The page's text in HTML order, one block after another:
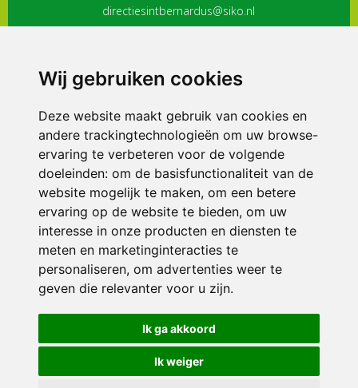
Wij gebruiken cookies
Deze website maakt gebruik van cookies en
andere trackingtechnologieën om uw browse-
ervaring te verbeteren voor de volgende
doeleinden: om de basisfunctionaliteit van de
website mogelijk te maken, om een betere
ervaring op de website te bieden, om uw
interesse in onze producten en diensten te
meten en marketinginteracties te
personaliseren, om advertenties weer te
geven die relevanter voor u zijn.
Ik ga akkoord
Ik weiger
directiesintbernardus@siko.nl
3116 JB
ONDERDEEL VAN
© 2026 Sint Bernardus | Alle rechten voorbehouden
Privacy policy|Disclaimer| Klachtenregeling|RSIN en Anbi
voorkeuren
Crealisatie The MindOffice